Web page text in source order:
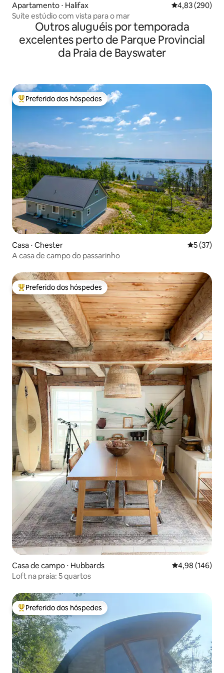
Apartamento ⋅ Halifax 4,83 de uma
4,83 (290)
Suíte estúdio com vista para o mar
Outros aluguéis por temporada
excelentes perto de Parque Provincial
da Praia de Bayswater
Entre os melhores preferidos dos hóspedes
Preferido dos hóspedes
Casa ⋅ Chester 5 de uma
5 (37)
A casa de campo do passarinho
Entre os melhores preferidos dos hóspedes
Preferido dos hóspedes
Casa de campo ⋅ Hubbards 4,98 de uma
4,98 (146)
Loft na praia: 5 quartos
Entre os melhores preferidos dos hóspedes
Preferido dos hóspedes